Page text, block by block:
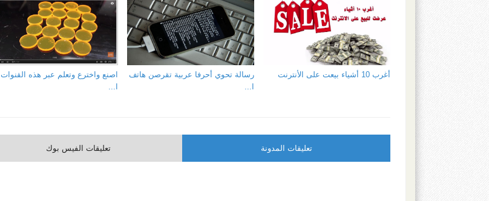
أغرب 10 أشياء بيعت على الأنترنت
رسالة تحوي أحرفا عربية تقرصن هاتف
ا...
اصنع واخترع وتعلم عبر هذه القنوات
ا...
تعليقات المدونة تعليقات الفيس بوك